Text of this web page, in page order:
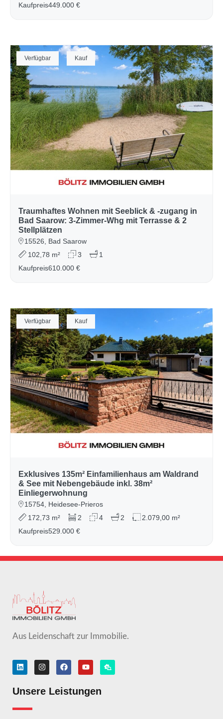
Kaufpreis449.000 €
Verfügbar Kauf
Traumhaftes Wohnen mit Seeblick & -zugang in
Bad Saarow: 3-Zimmer-Whg mit Terrasse & 2
Stellplätzen
15526, Bad Saarow
102,78 m²
3
1
Kaufpreis610.000 €
Verfügbar Kauf
Exklusives 135m² Einfamilienhaus am Waldrand
& See mit Nebengebäude inkl. 38m²
Einliegerwohnung
15754, Heidesee-Prieros
172,73 m²
2 4 2
2.079,00 m²
Kaufpreis529.000 €
Aus Leidenschaft zur Immobilie.
Unsere Leistungen